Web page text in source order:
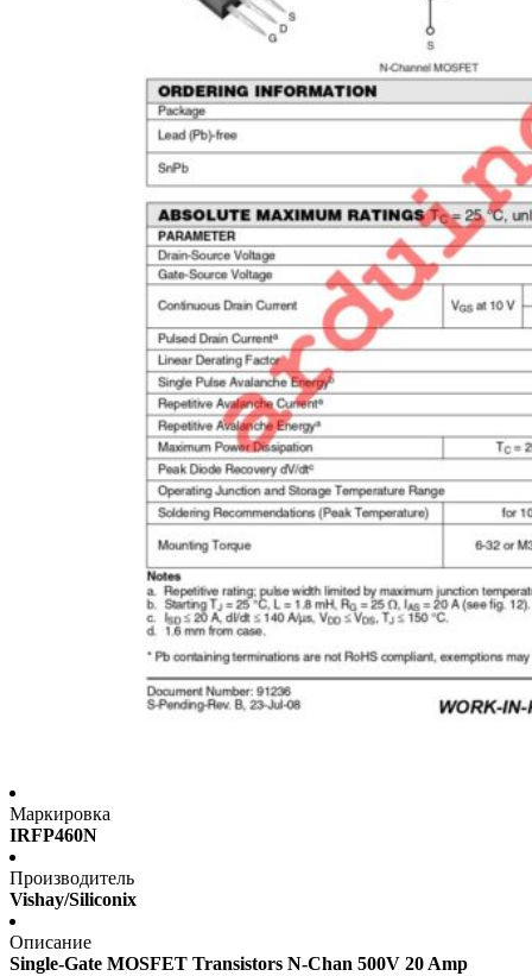
Маркировка
IRFP460N
Производитель
Vishay/Siliconix
Описание
Single-Gate MOSFET Transistors N-Chan 500V 20 Amp